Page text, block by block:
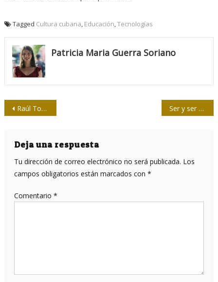
Tagged Cultura cubana Educación Tecnologías
Patricia Maria Guerra Soriano
Navegación
entradas
Raúl Torres de cumpleaños, breve recuento de su vida artística Ser y ser visto durante 35 años
Deja una respuesta
Tu dirección de correo electrónico no será publicada. Los
campos obligatorios están marcados con *
Comentario *